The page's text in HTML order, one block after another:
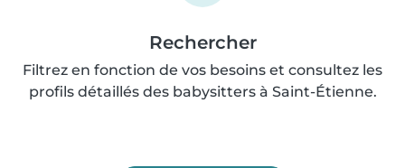
Rechercher
Filtrez en fonction de vos besoins et consultez les
profils détaillés des babysitters à Saint-Étienne.